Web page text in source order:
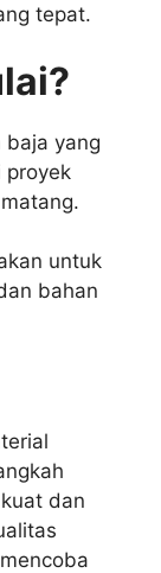
tepat.
baja yang
proyek
untuk
bahan
dan